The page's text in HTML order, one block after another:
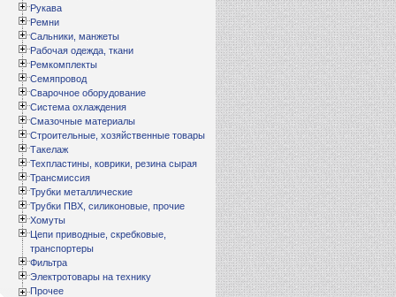
Рукава
Ремни
Сальники, манжеты
Рабочая одежда, ткани
Ремкомплекты
Семяпровод
Сварочное оборудование
Система охлаждения
Смазочные материалы
Строительные, хозяйственные товары
Такелаж
Техпластины, коврики, резина сырая
Трансмиссия
Трубки металлические
Трубки ПВХ, силиконовые, прочие
Хомуты
Цепи приводные, скребковые,
транспортеры
Фильтра
Электротовары на технику
Прочее